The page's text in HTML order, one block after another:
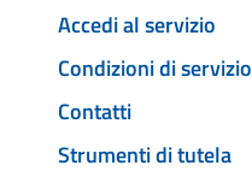
Accedi al servizio
Condizioni di servizio
Contatti
Strumenti di tutela